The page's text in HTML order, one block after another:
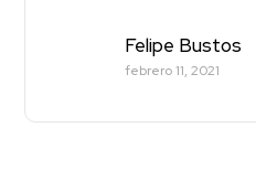
Felipe Bustos
febrero 11, 2021